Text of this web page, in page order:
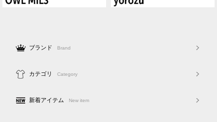
ブランド Brand
カテゴリ Category
新着アイテム New item